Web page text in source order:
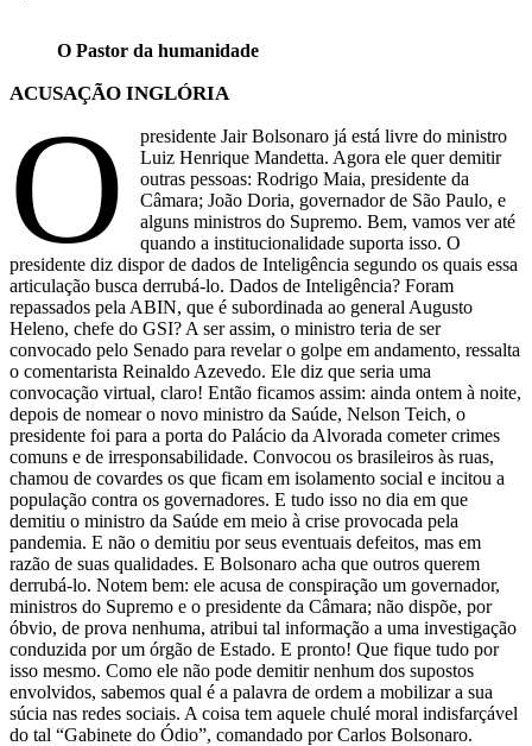
O Pastor da humanidade
ACUSAÇÃO INGLÓRIA
O
presidente Jair Bolsonaro já está livre do ministro
Luiz Henrique Mandetta. Agora ele quer demitir
outras pessoas: Rodrigo Maia, presidente da
Câmara; João Doria, governador de São Paulo, e
alguns ministros do Supremo. Bem, vamos ver até
quando a institucionalidade suporta isso. O
presidente diz dispor de dados de Inteligência segundo os quais essa
articulação busca derrubá-lo. Dados de Inteligência? Foram
repassados pela ABIN, que é subordinada ao general Augusto
Heleno, chefe do GSI? A ser assim, o ministro teria de ser
convocado pelo Senado para revelar o golpe em andamento, ressalta
o comentarista Reinaldo Azevedo. Ele diz que seria uma
convocação virtual, claro! Então ficamos assim: ainda ontem à noite,
depois de nomear o novo ministro da Saúde, Nelson Teich, o
presidente foi para a porta do Palácio da Alvorada cometer crimes
comuns e de irresponsabilidade. Convocou os brasileiros às ruas,
chamou de covardes os que ficam em isolamento social e incitou a
população contra os governadores. E tudo isso no dia em que
demitiu o ministro da Saúde em meio à crise provocada pela
pandemia. E não o demitiu por seus eventuais defeitos, mas em
razão de suas qualidades. E Bolsonaro acha que outros querem
derrubá-lo. Notem bem: ele acusa de conspiração um governador,
ministros do Supremo e o presidente da Câmara; não dispõe, por
óbvio, de prova nenhuma, atribui tal informação a uma investigação
conduzida por um órgão de Estado. E pronto! Que fique tudo por
isso mesmo. Como ele não pode demitir nenhum dos supostos
envolvidos, sabemos qual é a palavra de ordem a mobilizar a sua
súcia nas redes sociais. A coisa tem aquele chulé moral indisfarçável
do tal “Gabinete do Ódio”, comandado por Carlos Bolsonaro.